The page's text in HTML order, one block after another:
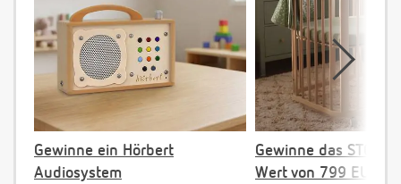
Gewinne ein Hörbert
Audiosystem
Gewinne das
Wert von 799 EUR